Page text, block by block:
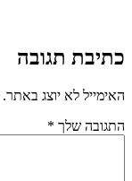
כתיבת תגובה
האימייל לא יוצג באתר.
התגובה שלך *